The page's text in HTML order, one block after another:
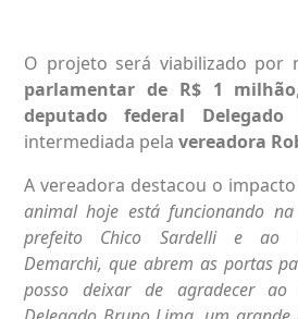
O projeto será viabilizado por
parlamentar de R$ 1 milhão
deputado federal
intermediada pela vereadora
A vereadora destacou o impacto
animal hoje está funcionando
prefeito Chico Sardelli e ao
Demarchi, que abrem as portas
posso deixar de agradecer ao